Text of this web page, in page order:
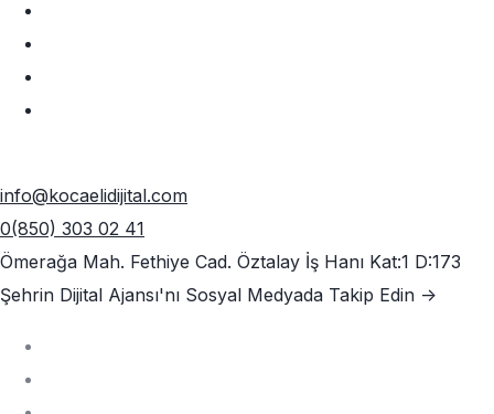
info@kocaelidijital.com
0(850) 303 02 41
Ömerağa Mah. Fethiye Cad. Öztalay İş Hanı Kat:1 D:173
Şehrin Dijital Ajansı'nı Sosyal Medyada Takip Edin ->